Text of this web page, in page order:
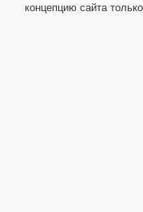
концепцию сайта